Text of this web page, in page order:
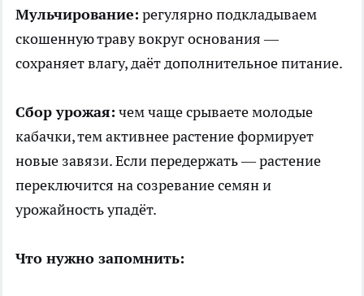
Мульчирование: регулярно подкладываем
скошенную траву вокруг основания —
сохраняет влагу, даёт дополнительное питание.
Сбор урожая: чем чаще срываете молодые
кабачки, тем активнее растение формирует
новые завязи. Если передержать — растение
переключится на созревание семян и
урожайность упадёт.
Что нужно запомнить: